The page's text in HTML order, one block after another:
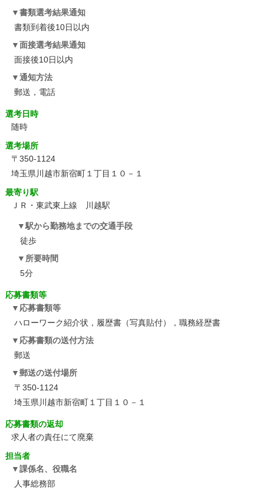
書類選考結果通知
書類到着後10日以内
面接選考結果通知
面接後10日以内
通知方法
郵送，電話
選考日時
随時
選考場所
〒350-1124
埼玉県川越市新宿町１丁目１０－１
最寄り駅
ＪＲ・東武東上線 川越駅
駅から勤務地までの交通手段
徒歩
所要時間
5分
応募書類等
応募書類等
ハローワーク紹介状，履歴書（写真貼付），職務経歴書
応募書類の送付方法
郵送
郵送の送付場所
〒350-1124
埼玉県川越市新宿町１丁目１０－１
応募書類の返却
求人者の責任にて廃棄
担当者
課係名、役職名
人事総務部